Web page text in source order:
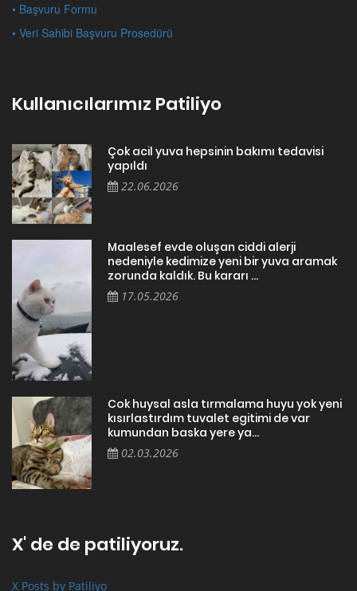
• Başvuru Formu
• Veri Sahibi Başvuru Prosedürü
Kullanıcılarımız Patiliyo
Çok acil yuva hepsinin bakımı tedavisi
yapıldı
22.06.2026
Maalesef evde oluşan ciddi alerji
nedeniyle kedimize yeni bir yuva aramak
zorunda kaldık. Bu kararı ...
17.05.2026
Cok huysal asla tırmalama huyu yok yeni
kısırlastırdım tuvalet egitimi de var
kumundan baska yere ya...
02.03.2026
X' de de patiliyoruz.
X Posts by Patiliyo